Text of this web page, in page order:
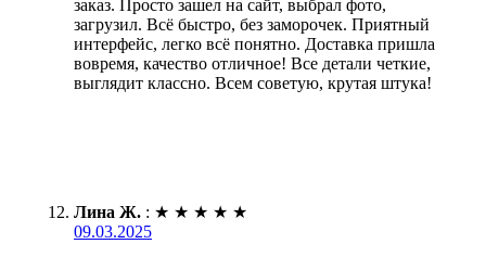
заказ. Просто зашел на сайт, выбрал фото,
загрузил. Всё быстро, без заморочек. Приятный
интерфейс, легко всё понятно. Доставка пришла
вовремя, качество отличное! Все детали четкие,
выглядит классно. Всем советую, крутая штука!
Лина Ж. : ★ ★ ★ ★ ★
09.03.2025